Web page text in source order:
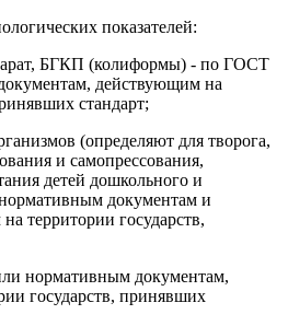
показателей:
БГКП (колиформы) - по ГОСТ
действующим на
стандарт;
(определяют для творога,
и самопрессования,
детей дошкольного и
документам и
территории государств,
нормативным документам,
государств, принявших